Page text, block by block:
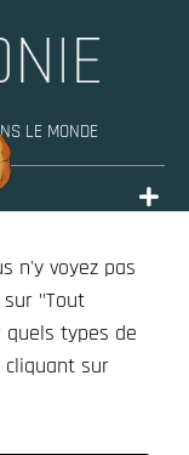
LE MONDE
n'y voyez pas
"Tout
quels types de
sur